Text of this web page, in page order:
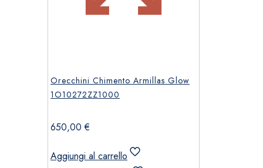
Orecchini Chimento Armillas Glow
1O10272ZZ1000
650,00€
Aggiungi al carrello